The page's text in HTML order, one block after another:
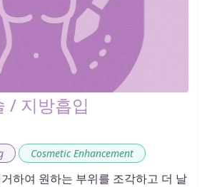
/ 지방흡입
Cosmetic Enhancement
하여 원하는 부위를 조각하고 더 날